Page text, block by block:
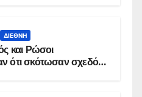
ΔΙΕΘΝΉ
και Ρώσοι
ότι σκότωσαν σχεδόν